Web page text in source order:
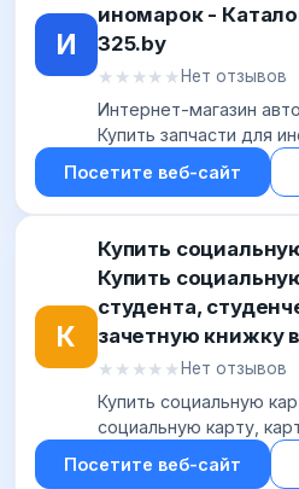
И
иномарок -
325.by
★★★★★
★★★★★ Нет отзывов
Интернет-магазин
Купить запчасти для
автозапчастей - 325.by
Посетите веб-сайт
К
Купить
Купить
студента,
зачетную книжку
★★★★★
★★★★★Нет отзывов
Купить социальную
социальную карту,
студенческий билет,
Москве
Посетите веб-сайт